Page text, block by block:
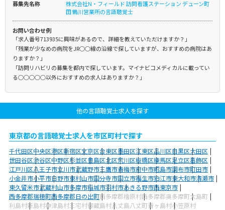
募集先名称
株式会社N・フィールド 訪問看護ステーション デューン町
田 鶴川営業所の言語聴覚士
お問い合わせ例
「求人番号713935に興味があるので、詳細を教えていただけますか？」
「残業が少なめの病院をJR○○線の沿線で探していますが、おすすめの病院はあ
りますか？」
「訪問リハビリの募集を都内で探しています。マイナビコメディカルに載ってい
る○○○○○以外におすすめの求人はありますか？」
他の言語聴覚士求人を探す
東京都の言語聴覚士求人を市区町村で探す
千代田区中央区港区新宿区文京区台東区墨田区江東区品川区目黒区大田区
世田谷区渋谷区中野区杉並区豊島区北区荒川区板橋区練馬区足立区葛飾区
江戸川区八王子市立川市武蔵野市三鷹市青梅市府中市昭島市調布市町田市
小金井市小平市日野市東村山市国分寺市国立市福生市狛江市東大和市清瀬市
東久留米市武蔵村山市多摩市稲城市羽村市あきる野市西東京市
西多摩郡瑞穂町西多摩郡日の出町西多摩郡檜原村西多摩郡奥多摩町大島町
利島村新島村神津島村三宅村御蔵島村八丈島八丈町青ヶ島村小笠原村